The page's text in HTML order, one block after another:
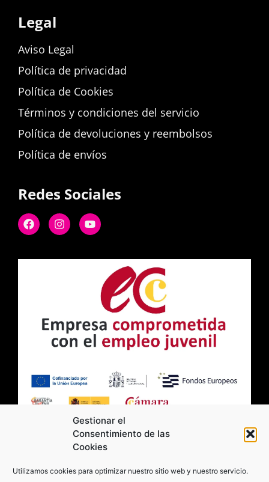
Gestionar el
Consentimiento de las
Cookies
Utilizamos cookies para optimizar nuestro sitio web y nuestro servicio.
Legal
Aviso Legal
Política de privacidad
Política de Cookies
Términos y condiciones del servicio
Política de devoluciones y reembolsos
Política de envíos
Redes Sociales
2026 Moviltick technologies. Todos los